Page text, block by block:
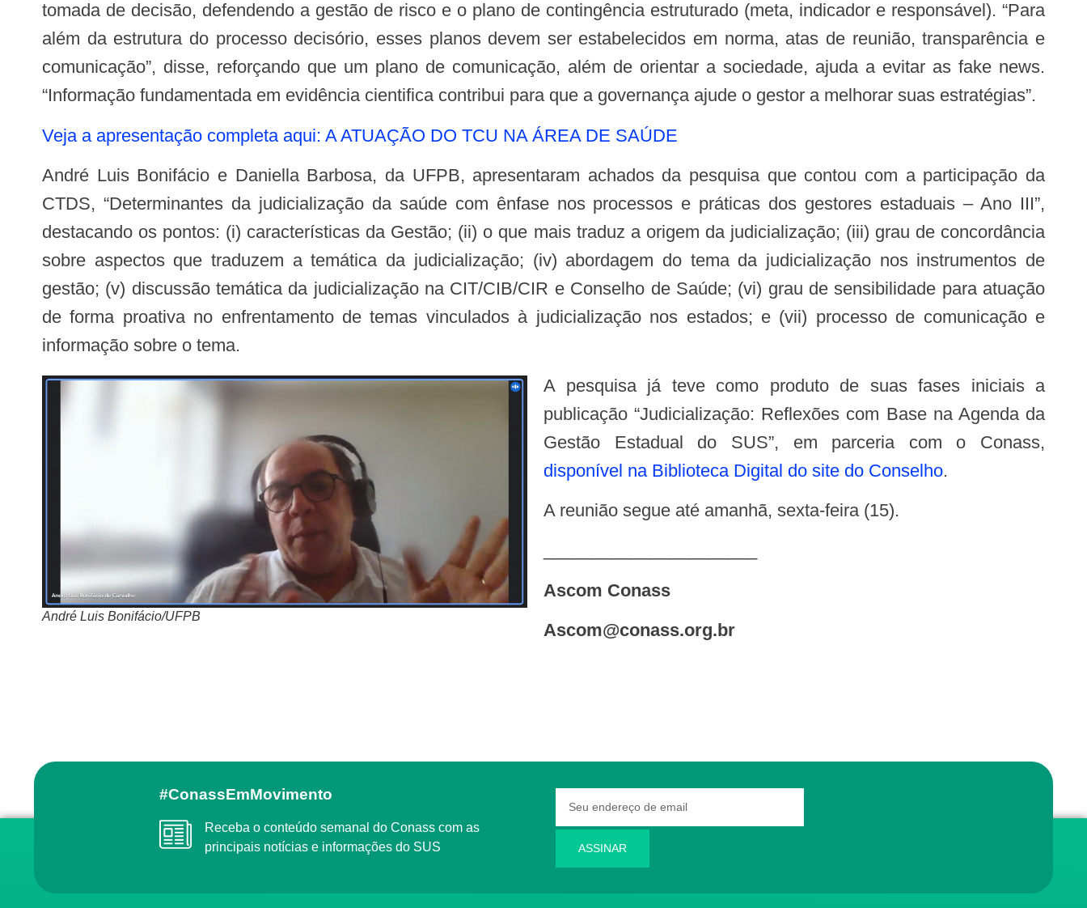
tomada de decisão, defendendo a gestão de risco e o plano de contingência estruturado (meta, indicador e responsável). “Para
além da estrutura do processo decisório, esses planos devem ser estabelecidos em norma, atas de reunião, transparência e
comunicação”, disse, reforçando que um plano de comunicação, além de orientar a sociedade, ajuda a evitar as fake news.
“Informação fundamentada em evidência cientifica contribui para que a governança ajude o gestor a melhorar suas estratégias”.
Veja a apresentação completa aqui: A ATUAÇÃO DO TCU NA ÁREA DE SAÚDE
André Luis Bonifácio e Daniella Barbosa, da UFPB, apresentaram achados da pesquisa que contou com a participação da
CTDS, “Determinantes da judicialização da saúde com ênfase nos processos e práticas dos gestores estaduais – Ano III”,
destacando os pontos: (i) características da Gestão; (ii) o que mais traduz a origem da judicialização; (iii) grau de concordância
sobre aspectos que traduzem a temática da judicialização; (iv) abordagem do tema da judicialização nos instrumentos de
gestão; (v) discussão temática da judicialização na CIT/CIB/CIR e Conselho de Saúde; (vi) grau de sensibilidade para atuação
de forma proativa no enfrentamento de temas vinculados à judicialização nos estados; e (vii) processo de comunicação e
informação sobre o tema.
André Luis Bonifácio/UFPB
A pesquisa já teve como produto de suas fases iniciais a
publicação “Judicialização: Reflexões com Base na Agenda da
Gestão Estadual do SUS”, em parceria com o Conass,
disponível na Biblioteca Digital do site do Conselho.
A reunião segue até amanhã, sexta-feira (15).
Ascom Conass
ascom@conass.org.br
#ConassEmMovimento
Receba o conteúdo semanal do Conass com as
principais notícias e informações do SUS
ASSINAR